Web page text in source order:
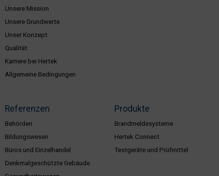
Unsere Mission
Unsere Grundwerte
Unser Konzept
Qualität
Karriere bei Hertek
Allgemeine Bedingungen
Referenzen
Behörden
Bildungswesen
Büros und Einzelhandel
Denkmalgeschützte Gebäude
Produkte
Brandmeldesysteme
Hertek Connect
Testgeräte und Prüfmittel